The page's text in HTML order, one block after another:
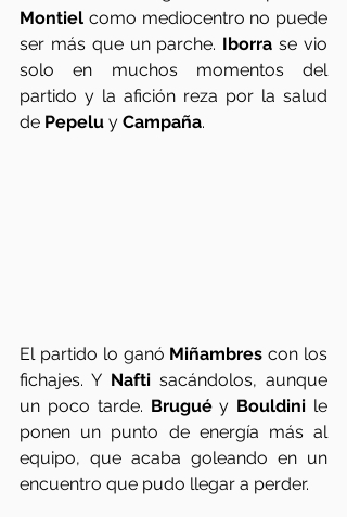
Montiel como mediocentro no puede
ser más que un parche. Iborra se vio
solo en muchos momentos del
partido y la afición reza por la salud
de Pepelu y Campaña.
El partido lo ganó Miñambres con los
fichajes. Y Nafti sacándolos, aunque
un poco tarde. Brugué y Bouldini le
ponen un punto de energía más al
equipo, que acaba goleando en un
encuentro que pudo llegar a perder.